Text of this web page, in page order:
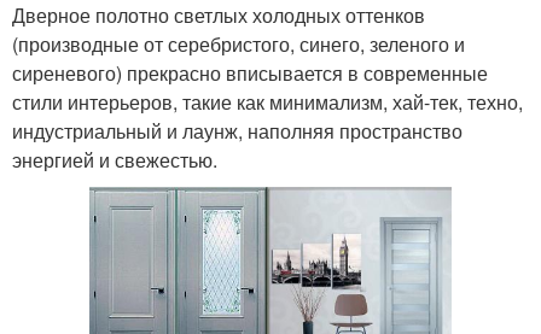
Дверное полотно светлых холодных оттенков
(производные от серебристого, синего, зеленого и
сиреневого) прекрасно вписывается в современные
стили интерьеров, такие как минимализм, хай-тек, техно,
индустриальный и лаунж, наполняя пространство
энергией и свежестью.